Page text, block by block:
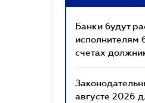
Банки будут
исполнителям
счетах
августе 2026